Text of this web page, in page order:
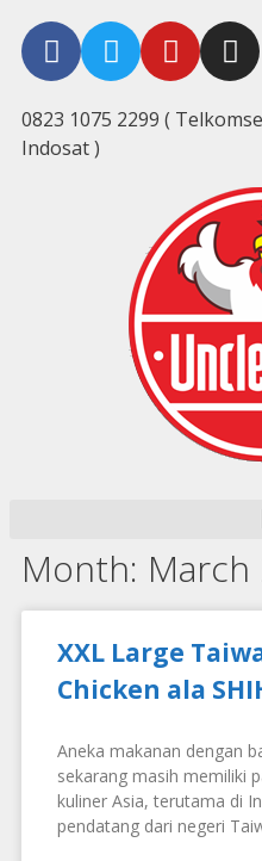
0823 1075 2299 (
Indosat )
Month: March
XXL Large
Chicken ala
Aneka makanan dengan
sekarang masih memiliki
kuliner Asia, terutama di
pendatang dari negeri